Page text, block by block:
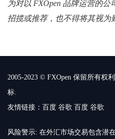
为对以 FXOpen 品牌运营的公
招揽或推荐，也不得将其视为
2005-2023 © FXOpen 保留所有权
标.
友情链接： 百度 谷歌 百度 谷歌
风险警示: 在外汇市场交易包含潜